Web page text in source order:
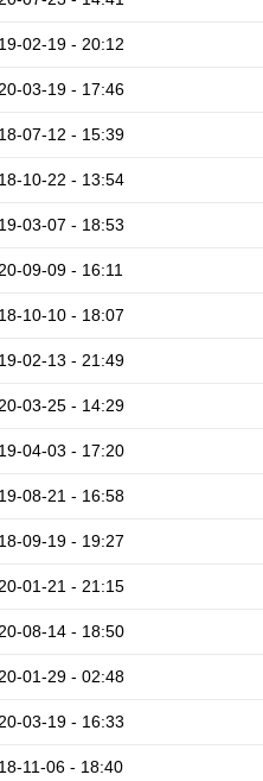
02-19 - 20:12
03-19 - 17:46
07-12 - 15:39
10-22 - 13:54
03-07 - 18:53
09-09 - 16:11
10-10 - 18:07
02-13 - 21:49
03-25 - 14:29
04-03 - 17:20
08-21 - 16:58
09-19 - 19:27
01-21 - 21:15
08-14 - 18:50
01-29 - 02:48
03-19 - 16:33
11-06 - 18:40